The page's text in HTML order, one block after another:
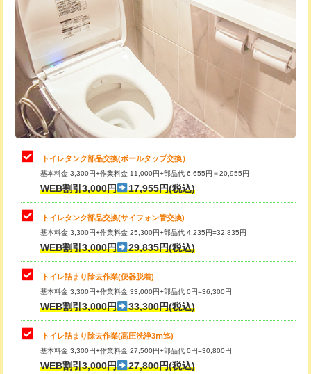
トイレタンク部品交換(ボールタップ交換）
基本料金 3,300円+作業料金 11,000円+部品代 6,655円＝20,955円
WEB割引3,000円 17,955円(税込)
トイレタンク部品交換(サイフォン管交換)
基本料金 3,300円+作業料金 25,300円+部品代 4,235円=32,835円
WEB割引3,000円 29,835円(税込)
トイレ詰まり除去作業(便器脱着)
基本料金 3,300円+作業料金 33,000円+部品代 0円=36,300円
WEB割引3,000円 33,300円(税込)
トイレ詰まり除去作業(高圧洗浄3ⅿ迄)
基本料金 3,300円+作業料金 27,500円+部品代 0円=30,800円
WEB割引3,000円 27,800円(税込)